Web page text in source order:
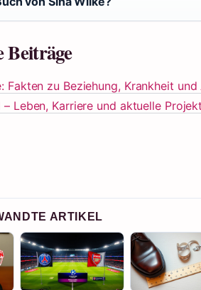
Beiträge
Fakten zu Beziehung, Krankheit
– Leben, Karriere und aktuelle
ARTIKEL